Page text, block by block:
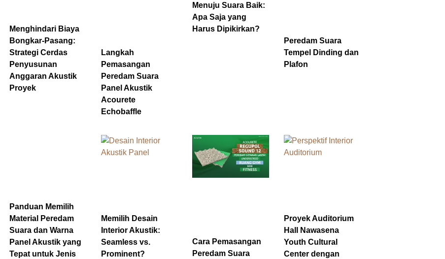
Menghindari Biaya
Bongkar-Pasang:
Strategi Cerdas
Penyusunan
Anggaran Akustik
Proyek
Langkah
Pemasangan
Peredam Suara
Panel Akustik
Acourete
Echobaffle
Menuju Suara Baik:
Apa Saja yang
Harus Dipikirkan?
Peredam Suara
Tempel Dinding dan
Plafon
Panduan Memilih
Material Peredam
Suara dan Warna
Panel Akustik yang
Tepat untuk Jenis
Memilih Desain
Interior Akustik:
Seamless vs.
Prominent?
Cara Pemasangan
Peredam Suara
Proyek Auditorium
Hall Nawasena
Youth Cultural
Center dengan